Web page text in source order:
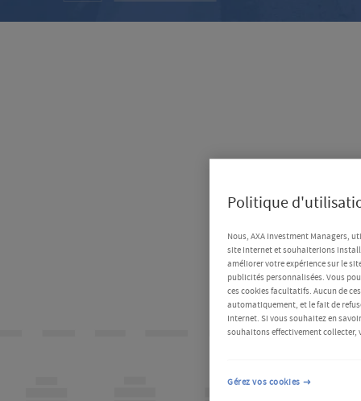
Politique
Nous, AXA Investment Managers,
site Internet et souhaiterions
améliorer votre expérience sur le
publicités personnalisées. Vous
ces cookies facultatifs. Aucun de
automatiquement, et le fait de
Internet. Si vous souhaitez en
souhaitons effectivement collecter,
Gérez vos cookies